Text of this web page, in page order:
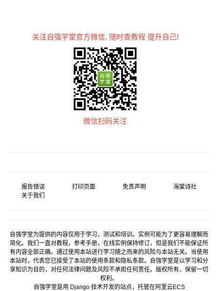
关注自强学堂官方微信, 随时查教程 提升自己!
微信扫码关注
报告错误 打印页面 免责声明
海棠诗社
关于我们
自强学堂为提供的内容仅用于学习，测试和培训。实例可能为了更容易理解而
简化。我们一直对教程，参考手册，在线实例保持修订，但是我们不能保证所
有内容全部正确。通过使用本站进行学习随之而来的风险与本站无关。当使用
本站时，代表您已接受了本站的使用条款和隐私条款。自强学堂是以学习和分
享知识为目的，对任何法律问题及风险不承担任何责任。版权所有，保留一切
权利。
自强学堂是用 Django技术开发的站点，托管在阿里云ECS